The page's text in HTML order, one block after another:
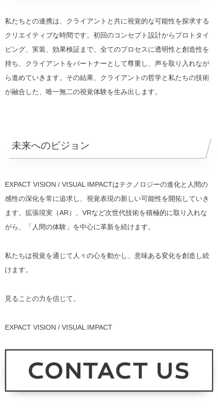
私たちとの連携は、クライアントと共に視覚的な可能性を探求する
クリエイティブな時間です。初回のコンセプト設計からプロトタイ
ピング、実装、効果検証まで、全てのプロセスに透明性と創造性を
持ち、クライアントをパートナーとして尊重し、声を取り入れなが
ら進めていきます。その結果、クライアントの哲学と私たちの技術
が融合した、唯一無二の視覚体験を生み出します。
未来へのビジョン
EXPACT VISION / VISUAL IMPACTはテクノロジーの進化と人間の
感性の深化を常に追求し、視覚表現の新しい可能性を開拓していき
ます。拡張現実（AR）、VRなど次世代技術を積極的に取り入れな
がら、「人間の体験」を中心に革新を続けます。
私たちは視覚を通じて人々の心を動かし、意味ある変化を創造し続
けます。
見ることの力を信じて。
EXPACT VISION / VISUAL IMPACT